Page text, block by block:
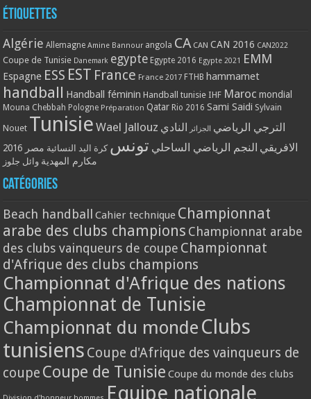
Étiquettes
Algérie Allemagne Amine Bannour angola CA CAN CAN 2016 CAN2022
Coupe de Tunisie Danemark egypte Egypte 2016 Egypte 2021 EMM
Espagne ESS EST France France 2017 FTHB hammamet
handball Handball féminin Handball tunisie IHF Maroc mondial
Mouna Chebbah Pologne Préparation Qatar Rio 2016 Sami Saidi Sylvain
Nouet Tunisie Wael Jallouz الترجي الرياضي الجزائر النادي
الافريقي النجم الرياضي الساحلي تونس كرة اليد النسائية مصر 2016
مكارم المهدية وائل جلوز
Catégories
Beach handball Cahier technique Championnat
arabe des clubs champions Championnat arabe
des clubs vainqueurs de coupe Championnat
d'Afrique des clubs champions
Championnat d'Afrique des nations
Championnat de Tunisie
Championnat du monde Clubs
tunisiens Coupe d'Afrique des vainqueurs de
coupe Coupe de Tunisie Coupe du monde des clubs
Equipe nationale